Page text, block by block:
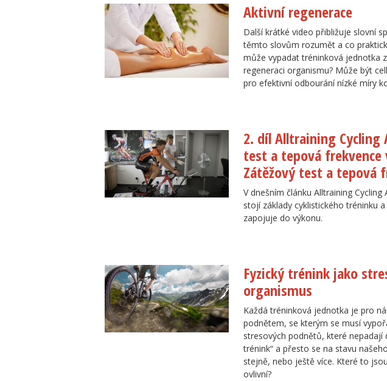
Aktivní regenerace
Další krátké video přibližuje slovní
těmto slovům rozumět a co
může vypadat tréninková jednotka
regeneraci organismu? Může být
pro efektivní odbourání nízké míry
2. díl Alltraining Cycling
test a tepová
Zátěžový test a tepová
V dnešním článku Alltraining
stojí základy cyklistického tréninku
zapojuje do výkonu.
Fyzický trénink jako
organismus
Každá tréninková jednotka je pro
podnětem, se kterým se musí
stresových podnětů, které nepadají
trénink“ a přesto se na stavu
stejně, nebo ještě více. Které to
ovlivní?